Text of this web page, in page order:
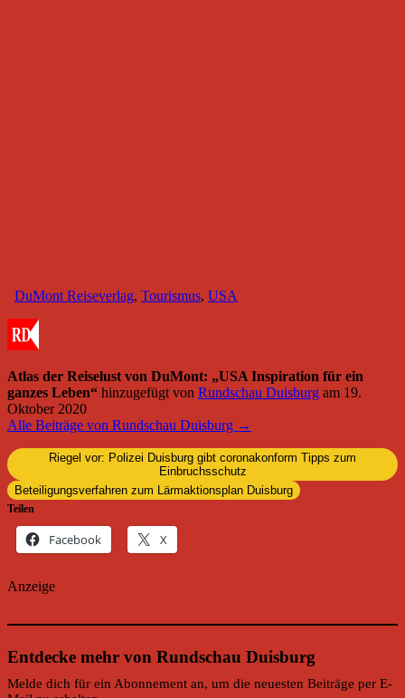
DuMont Reiseverlag, Tourismus, USA
Atlas der Reiselust von DuMont: „USA Inspiration für ein
ganzes Leben“ hinzugefügt von Rundschau Duisburg am 19.
Oktober 2020
Alle Beiträge von Rundschau Duisburg →
Riegel vor: Polizei Duisburg gibt coronakonform Tipps zum
Einbruchsschutz
Beteiligungsverfahren zum Lärmaktionsplan Duisburg
Teilen
Facebook X
Anzeige
Entdecke mehr von Rundschau Duisburg
Melde dich für ein Abonnement an, um die neuesten Beiträge per E-